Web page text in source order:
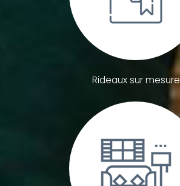
Rideaux sur mesure